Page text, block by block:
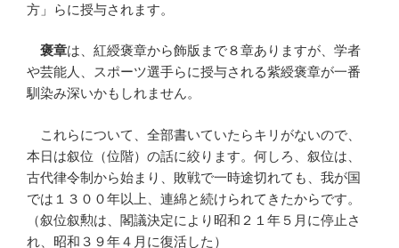
方」らに授与されます。
褒章は、紅綬褒章から飾版まで８章ありますが、学者
や芸能人、スポーツ選手らに授与される紫綬褒章が一番
馴染み深いかもしれません。
これらについて、全部書いていたらキリがないので、
本日は叙位（位階）の話に絞ります。何しろ、叙位は、
古代律令制から始まり、敗戦で一時途切れても、我が国
では１３００年以上、連綿と続けられてきたからです。
（叙位叙勲は、閣議決定により昭和２１年５月に停止さ
れ、昭和３９年４月に復活した）